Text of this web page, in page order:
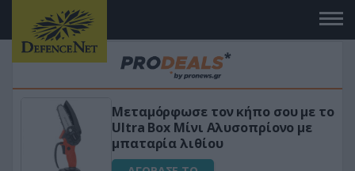
«Μαγική» φόρμουλα τριβόλι + VIP
για αύξηση της λίμπιντο
ΑΓΟΡΑΣΕ ΤΟ